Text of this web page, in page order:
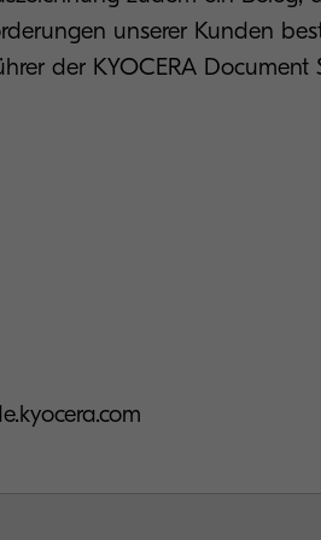
unserer Kunden
der KYOCERA